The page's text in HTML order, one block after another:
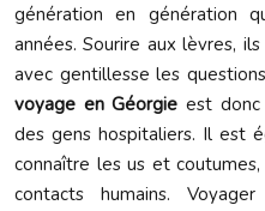
génération en génération
années. Sourire aux lèvres,
avec gentillesse les
voyage en Géorgie est donc
des gens hospitaliers. Il est
connaître les us et
contacts humains.